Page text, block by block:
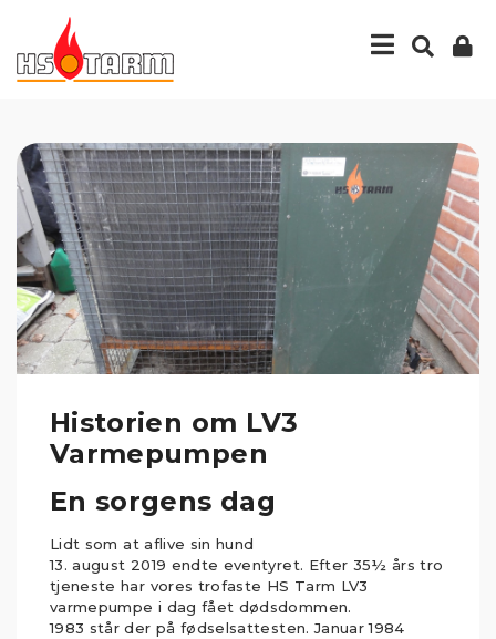
Historien om LV3
Varmepumpen
En sorgens dag
Lidt som at aflive sin hund
13. august 2019 endte eventyret. Efter 35½ års tro
tjeneste har vores trofaste HS Tarm LV3
varmepumpe i dag fået dødsdommen.
1983 står der på fødselsattesten. Januar 1984